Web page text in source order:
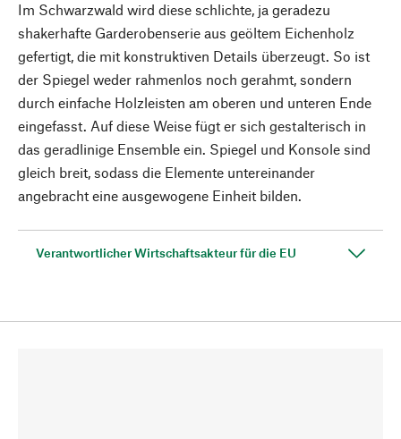
Im Schwarzwald wird diese schlichte, ja geradezu
shakerhafte Garderobenserie aus geöltem Eichenholz
gefertigt, die mit konstruktiven Details überzeugt. So ist
der Spiegel weder rahmenlos noch gerahmt, sondern
durch einfache Holzleisten am oberen und unteren Ende
eingefasst. Auf diese Weise fügt er sich gestalterisch in
das geradlinige Ensemble ein. Spiegel und Konsole sind
gleich breit, sodass die Elemente untereinander
angebracht eine ausgewogene Einheit bilden.
Verantwortlicher Wirtschaftsakteur für die EU